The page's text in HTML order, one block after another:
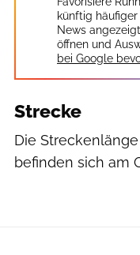
künftig
News
öffnen und
bei Google
Strecke
Die
befinden sich am